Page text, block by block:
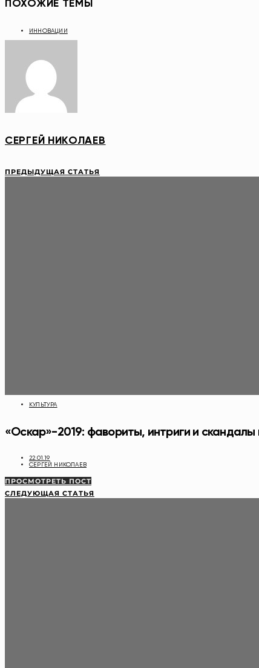
ПОХОЖИЕ ТЕМЫ
ИННОВАЦИИ
СЕРГЕЙ НИКОЛАЕВ
ПРЕДЫДУЩАЯ СТАТЬЯ
КУЛЬТУРА
«Оскар»-2019: фавориты, интриги и скандалы
22.01.19
СЕРГЕЙ НИКОЛАЕВ
ПРОСМОТРЕТЬ ПОСТ
СЛЕДУЮЩАЯ СТАТЬЯ